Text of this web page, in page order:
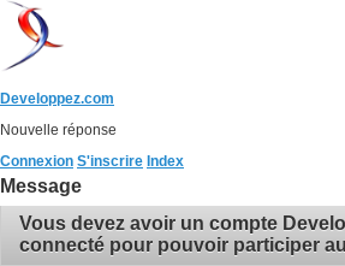
Developpez.com
Nouvelle réponse
Connexion S'inscrire Index
Message
Vous devez avoir un compte
connecté pour pouvoir participer